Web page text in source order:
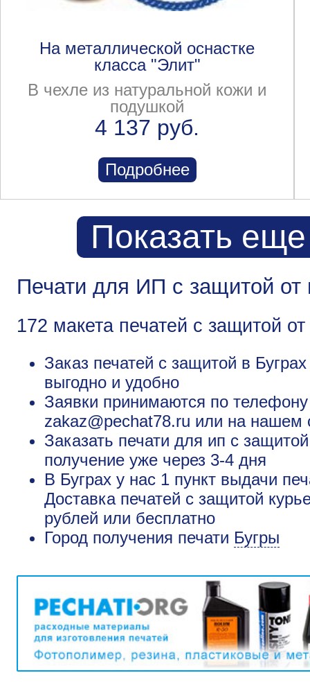
На металлической оснастке
класса "Элит"
В чехле из натуральной кожи и
подушкой
4 137 руб.
Подробнее
Показать
Печати для ИП с защитой от
172 макета печатей с защитой
Заказ печатей с защитой в
выгодно и удобно
Заявки принимаются по
zakaz@pechat78.ru или на нашем
Заказать печати для ип с
получение уже через 3-4 дня
В Буграх у нас 1 пункт выдачи
Доставка печатей с защитой
рублей или бесплатно
Город получения печати Бугры